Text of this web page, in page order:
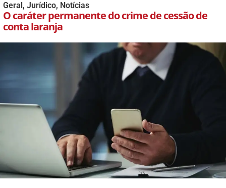
Geral , Jurídico, Notícias
O caráter permanente do crime de cessão de
conta laranja